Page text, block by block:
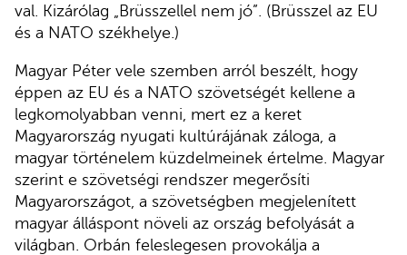
val. Kizárólag „Brüsszellel nem jó”. (Brüsszel az EU
és a NATO székhelye.)
Magyar Péter vele szemben arról beszélt, hogy
éppen az EU és a NATO szövetségét kellene a
legkomolyabban venni, mert ez a keret
Magyarország nyugati kultúrájának záloga, a
magyar történelem küzdelmeinek értelme. Magyar
szerint e szövetségi rendszer megerősíti
Magyarországot, a szövetségben megjelenített
magyar álláspont növeli az ország befolyását a
világban. Orbán feleslegesen provokálja a